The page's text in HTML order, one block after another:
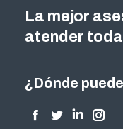
¿Dónde
Encuéntranos en:
Facebook
TwitterLinkedin
La mejor
atender